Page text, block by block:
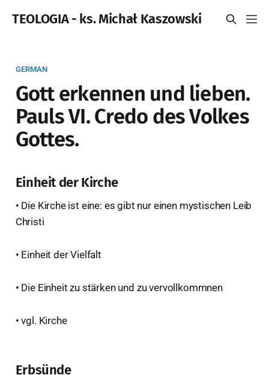
TEOLOGIA - ks. Michał Kaszowski
GERMAN
Gott erkennen und lieben.
Pauls VI. Credo des Volkes
Gottes.
Einheit der Kirche
• Die Kirche ist eine: es gibt nur einen mystischen Leib
Christi
• Einheit der Vielfalt
• Die Einheit zu stärken und zu vervollkommnen
• vgl. Kirche
Erbsünde